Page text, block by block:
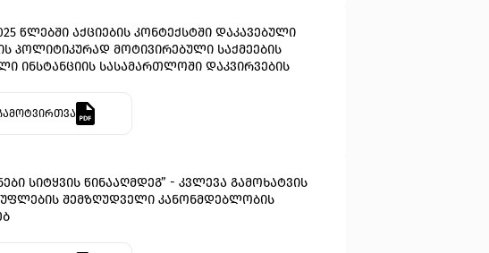
წლებში აქციების კონტექსტში დაკავებული
პოლიტიკურად მოტივირებული საქმეების
ინსტანციის სასამართლოში დაკვირვების
სიტყვის წინააღმდეგ” - კვლევა გამოხატვის
შემზღუდველი კანონმდებლობის